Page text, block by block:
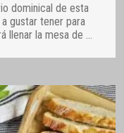
dominical de esta
gustar tener para
llenar la mesa de